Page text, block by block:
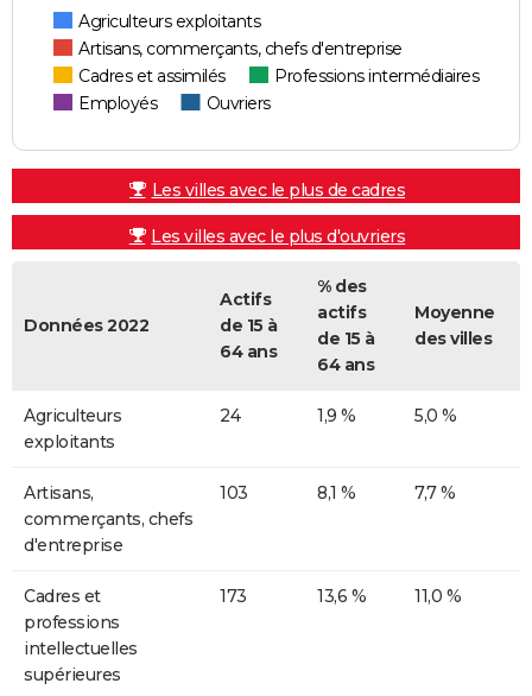
Agriculteurs exploitants
Artisans, commerçants, chefs d'entreprise
Cadres et assimilés
Professions intermédiaires
Employés
Ouvriers
Les villes avec le plus de cadres
Les villes avec le plus d'ouvriers
Données 2022
Actifs
de 15 à
64 ans
% des
actifs
de 15 à
64 ans
Moyenne
des villes
Agriculteurs
exploitants
24 1,9 % 5,0 %
Artisans,
commerçants, chefs
d'entreprise
103 8,1 % 7,7 %
Cadres et
professions
intellectuelles
supérieures
173 13,6 % 11,0 %